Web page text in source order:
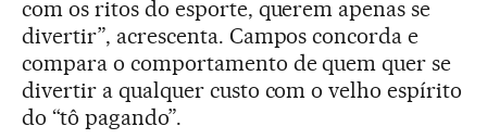
com os ritos do esporte, querem apenas se
divertir”, acrescenta. Campos concorda e
compara o comportamento de quem quer se
divertir a qualquer custo com o velho espírito
do “tô pagando”.